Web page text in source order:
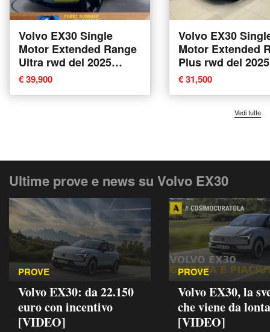
Volvo EX30 Single
Motor Extended Range
Ultra rwd del 2025
usata a Tavagnacco
€ 39,900
Volvo EX30
Motor Extended
Plus rwd del
a Forli'
€ 31,500
Vedi tutte
Ultime prove e news su Volvo EX30
PROVE
Volvo EX30: da 22.150
euro con incentivo
[VIDEO]
PROVE
Volvo EX30, la
che viene da
[VIDEO]